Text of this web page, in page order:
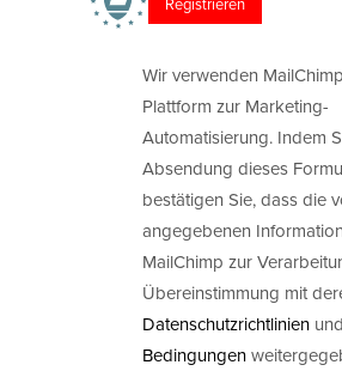
Wir verwenden
Plattform zur Marketing-
Automatisierung. Indem
Absendung dieses
bestätigen Sie, dass die
angegebenen
MailChimp zur
Übereinstimmung mit
Datenschutzrichtlinien und
Bedingungen